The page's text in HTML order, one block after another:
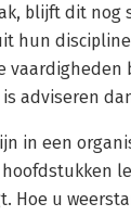
blijft dit nog
hun
adviseren
in een
Hoe u